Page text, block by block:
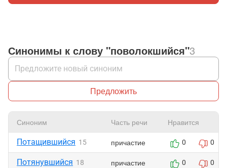
Синонимы к слову "поволокшийся"3
Предложить
Синоним Часть речи Нравится
Потащившийся 15 причастие 0 0
Потянувшийся 18 причастие 0 0